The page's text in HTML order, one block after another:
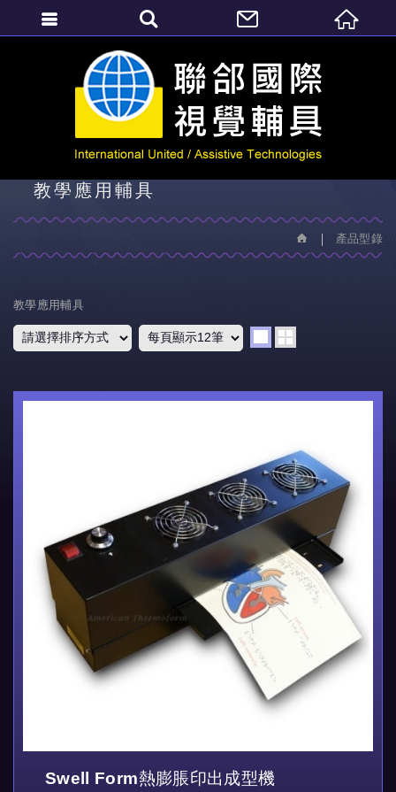
產品型錄
教學應用輔具
產品型錄
教學應用輔具
Swell Form熱膨脹印出成型機